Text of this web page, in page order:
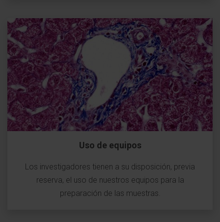
Uso de equipos
Los investigadores tienen a su disposición, previa
reserva, el uso de nuestros equipos para la
preparación de las muestras.